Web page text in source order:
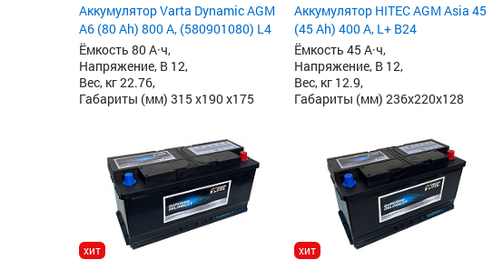
Аккумулятор Varta Dynamic AGM
A6 (80 Ah) 800 А, (580901080) L4
Ёмкость 80 А·ч,
Напряжение, В 12,
Вес, кг 22.76,
Габариты (мм) 315 x190 x175
Аккумулятор HITEC AGM Asia 45
(45 Ah) 400 А, L+ B24
Ёмкость 45 А·ч,
Напряжение, В 12,
Вес, кг 12.9,
Габариты (мм) 236x220x128
хит хит